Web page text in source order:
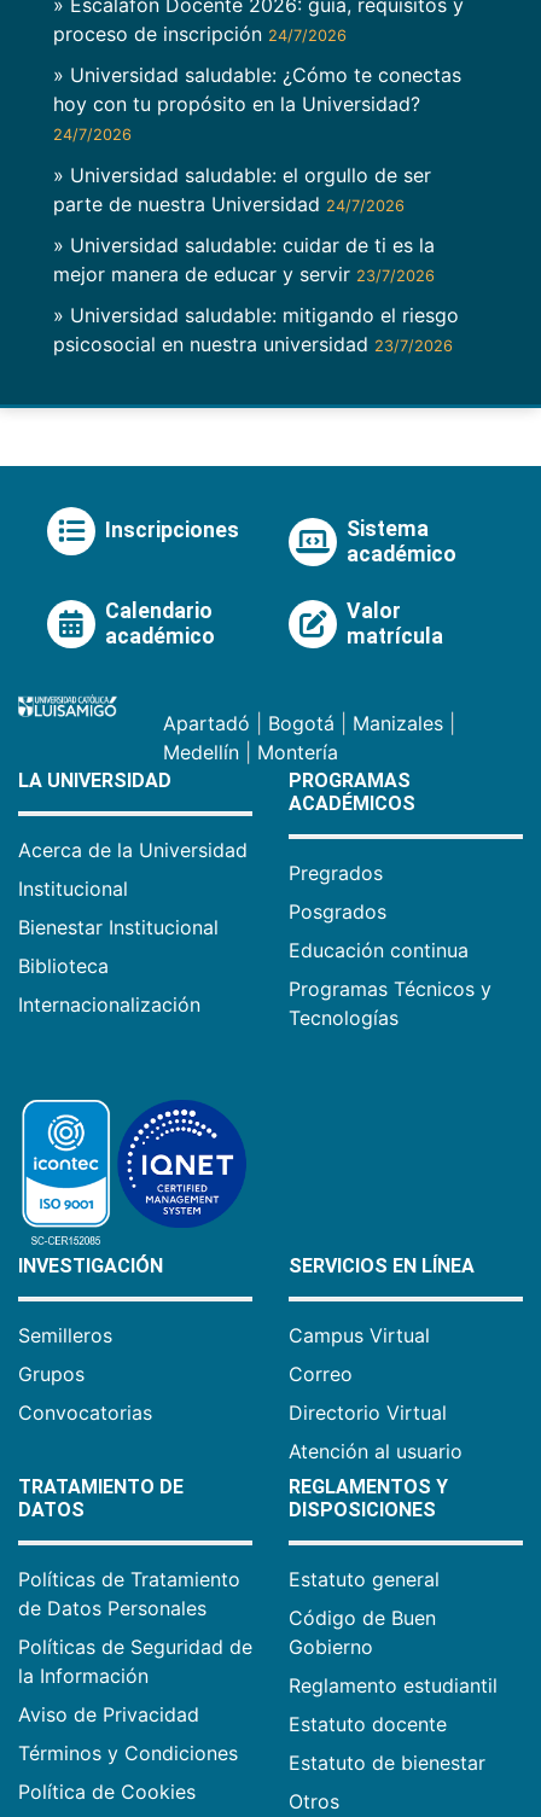
» Escalafón Docente 2026: guía, requisitos y
proceso de inscripción 24/7/2026
» Universidad saludable: ¿Cómo te conectas
hoy con tu propósito en la Universidad?
24/7/2026
» Universidad saludable: el orgullo de ser
parte de nuestra Universidad 24/7/2026
» Universidad saludable: cuidar de ti es la
mejor manera de educar y servir 23/7/2026
» Universidad saludable: mitigando el riesgo
psicosocial en nuestra universidad 23/7/2026
Inscripciones
Sistema
académico
Calendario
académico
Valor
matrícula
Apartadó Bogotá Manizales
Medellín
Montería
LA UNIVERSIDAD
Acerca de la Universidad
Institucional
Bienestar Institucional
Biblioteca
Internacionalización
PROGRAMAS
ACADÉMICOS
Pregrados
Posgrados
Educación continua
Programas Técnicos y
Tecnologías
INVESTIGACIÓN
Semilleros
Grupos
Convocatorias
SERVICIOS EN LÍNEA
Campus Virtual
Correo
Directorio Virtual
Atención al usuario
TRATAMIENTO DE
DATOS
Políticas de Tratamiento
de Datos Personales
Políticas de Seguridad de
la Información
Aviso de Privacidad
Términos y Condiciones
Política de Cookies
REGLAMENTOS Y
DISPOSICIONES
Estatuto general
Código de Buen
Gobierno
Reglamento estudiantil
Estatuto docente
Estatuto de bienestar
Otros